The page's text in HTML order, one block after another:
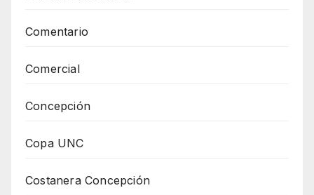
Comentario
Comercial
Concepción
Copa UNC
Costanera Concepción